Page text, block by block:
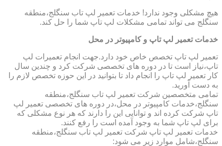
هیچ مشکلی وجود ندارد! خدمات تعمیر لپ تاب سنگلج،منطقه
سنگلج می تواند تمامی مشکلات لپ تاپ شما را حل کند.
خدمات تعمیر لپ تاپ و کامپیوتر در محل
تعمیر لپ تاپ تخصص خاص خود دارد.جهت انجام تعمیرات لپ
تاپ،نیاز است تا در دوره های تخصصی شرکت کرد و چندین سال
کار تعمیر لپ تاپ را انجام داد تا بتوانید در این حوزه تخصص لازم را
به دست آورید.
تمامی متخصصین شرکت تعمیر لپ تاب سنگلج،منطقه
سنگلج،خدمات کامپیوتر در محل،در دوره های تخصصی تعمیر لپ
تاپ شرکت کرده اند و توانایی این را دارند که هر نوع مشکلی که
برای لپ تاپ شما به وجود آمده است را رفع کنند.
خدمات تعمیر لپ تاپ شرکت تعمیر لپ تاب سنگلج،منطقه
سنگلج،شامل موارد زیر می شود: